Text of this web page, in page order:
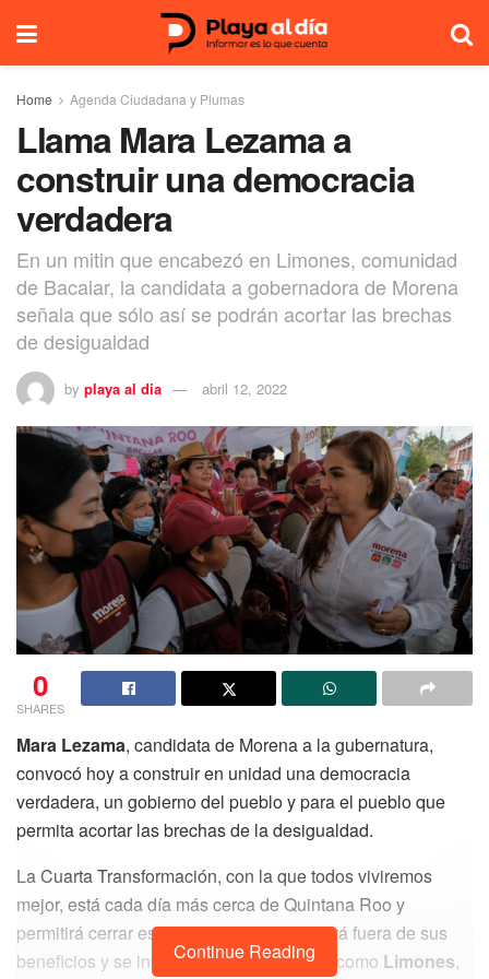
Home Agenda Ciudadana y Plumas
Llama Mara Lezama a
construir una democracia
verdadera
En un mitin que encabezó en Limones, comunidad
de Bacalar, la candidata a gobernadora de Morena
señala que sólo así se podrán acortar las brechas
de desigualdad
by playa al dia abril 12, 2022
0
SHARES
Mara Lezama, candidata de Morena a la gubernatura,
convocó hoy a construir en unidad una democracia
verdadera, un gobierno del pueblo y para el pueblo que
permita acortar las brechas de la desigualdad.
La Cuarta Transformación, con la que todos viviremos
mejor, está cada día más cerca de Quintana Roo y
permitirá cerrar esa brecha. Nadie quedará fuera de sus
beneficios y se invertirá en comunidades como Limones,
Continue Reading